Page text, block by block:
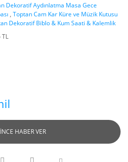
Dekoratif Aydınlatma Masa Gece
,Toptan Cam Kar Küre ve Müzik Kutusu
Dekoratif Biblo & Kum Saati & Kalemlik
TL
HABER VER